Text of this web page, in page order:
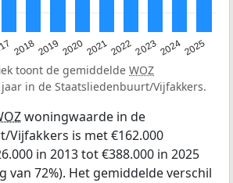
20182019 202020212022202320242025
toont de gemiddelde WOZ
in de Staatsliedenbuurt/Vijfakkers.
woningwaarde in de
Vijfakkers is met €162.000
in 2013 tot €388.000 in 2025
van 72%). Het gemiddelde verschil